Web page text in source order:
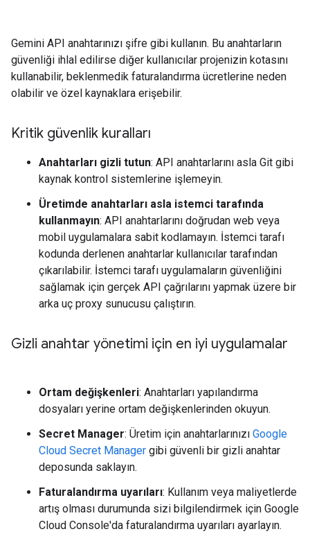
Gemini API anahtarınızı şifre gibi kullanın. Bu anahtarların
güvenliği ihlal edilirse diğer kullanıcılar projenizin kotasını
kullanabilir, beklenmedik faturalandırma ücretlerine neden
olabilir ve özel kaynaklara erişebilir.
Kritik güvenlik kuralları
Anahtarları gizli tutun: API anahtarlarını asla Git gibi
kaynak kontrol sistemlerine işlemeyin.
Üretimde anahtarları asla istemci tarafında
kullanmayın: API anahtarlarını doğrudan web veya
mobil uygulamalara sabit kodlamayın. İstemci tarafı
kodunda derlenen anahtarlar kullanıcılar tarafından
çıkarılabilir. İstemci tarafı uygulamaların güvenliğini
sağlamak için gerçek API çağrılarını yapmak üzere bir
arka uç proxy sunucusu çalıştırın.
Gizli anahtar yönetimi için en iyi uygulamalar
Ortam değişkenleri: Anahtarları yapılandırma
dosyaları yerine ortam değişkenlerinden okuyun.
Secret Manager: Üretim için anahtarlarınızı Google
Cloud Secret Manager gibi güvenli bir gizli anahtar
deposunda saklayın.
Faturalandırma uyarıları: Kullanım veya maliyetlerde
artış olması durumunda sizi bilgilendirmek için Google
Cloud Console'da faturalandırma uyarıları ayarlayın.